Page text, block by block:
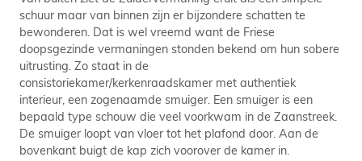
schuur maar van binnen zijn er bijzondere schatten te
bewonderen. Dat is wel vreemd want de Friese
doopsgezinde vermaningen stonden bekend om hun sobere
uitrusting. Zo staat in de
consistoriekamer/kerkenraadskamer met authentiek
interieur, een zogenaamde smuiger. Een smuiger is een
bepaald type schouw die veel voorkwam in de Zaanstreek.
De smuiger loopt van vloer tot het plafond door. Aan de
bovenkant buigt de kap zich voorover de kamer in.